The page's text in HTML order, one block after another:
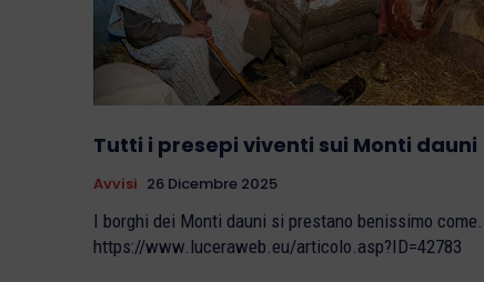
Tutti i presepi viventi sui Monti dauni
Avvisi 26 Dicembre 2025
I borghi dei Monti dauni si prestano benissimo come...
https://www.luceraweb.eu/articolo.asp?ID=42783